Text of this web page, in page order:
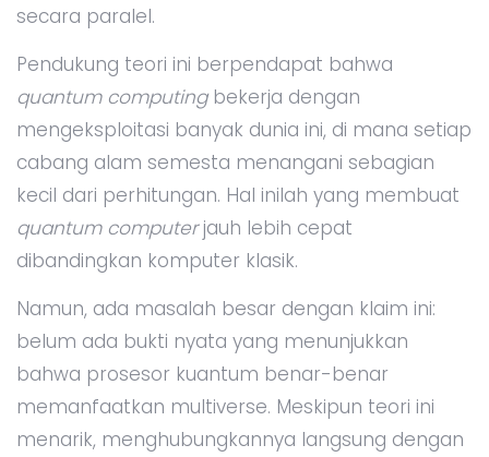
secara paralel.
Pendukung teori ini berpendapat bahwa
quantum computingbekerja dengan
mengeksploitasi banyak dunia ini, di mana setiap
cabang alam semesta menangani sebagian
kecil dari perhitungan. Hal inilah yang membuat
quantum computerjauh lebih cepat
dibandingkan komputer klasik.
Namun, ada masalah besar dengan klaim ini:
belum ada bukti nyata yang menunjukkan
bahwa prosesor kuantum benar-benar
memanfaatkan multiverse. Meskipun teori ini
menarik, menghubungkannya langsung dengan